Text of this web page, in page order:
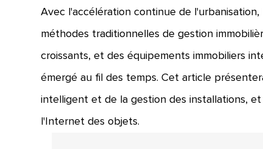
Avec l'accélération continue de
méthodes traditionnelles de gestion
croissants, et des équipements immobiliers
émergé au fil des temps. Cet article
intelligent et de la gestion des installations,
l'Internet des objets.